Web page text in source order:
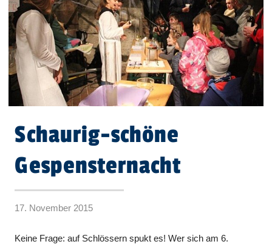
Schaurig-schöne
Gespensternacht
17. November 2015
Keine Frage: auf Schlössern spukt es! Wer sich am 6.